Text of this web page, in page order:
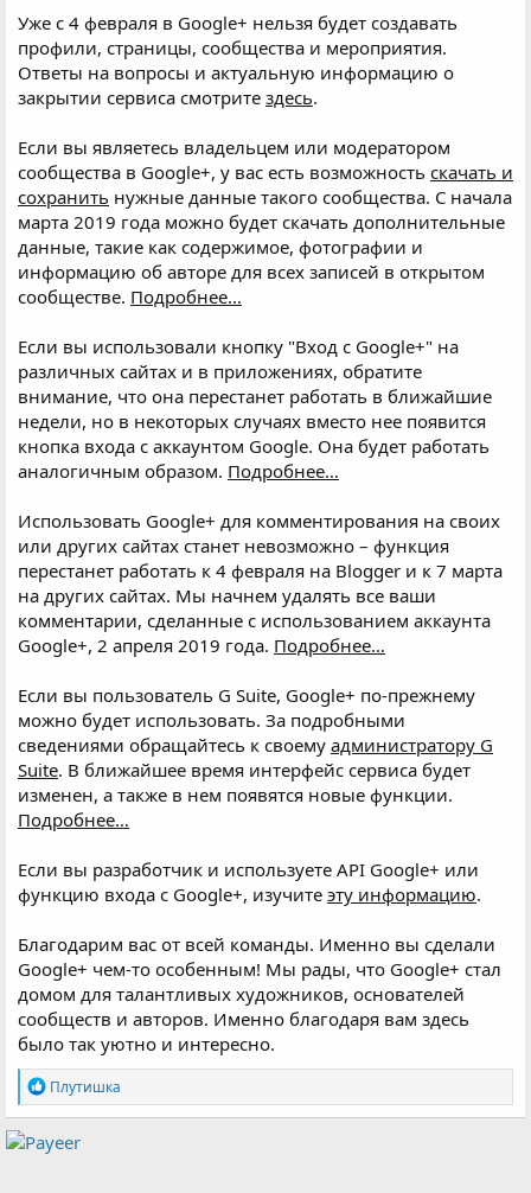
Уже с 4 февраля в Google+ нельзя будет создавать
профили, страницы, сообщества и мероприятия.
Ответы на вопросы и актуальную информацию о
закрытии сервиса смотрите здесь.
Если вы являетесь владельцем или модератором
сообщества в Google+, у вас есть возможность скачать и
сохранить нужные данные такого сообщества. С начала
марта 2019 года можно будет скачать дополнительные
данные, такие как содержимое, фотографии и
информацию об авторе для всех записей в открытом
сообществе. Подробнее…
Если вы использовали кнопку "Вход с Google+" на
различных сайтах и в приложениях, обратите
внимание, что она перестанет работать в ближайшие
недели, но в некоторых случаях вместо нее появится
кнопка входа с аккаунтом Google. Она будет работать
аналогичным образом. Подробнее…
Использовать Google+ для комментирования на своих
или других сайтах станет невозможно – функция
перестанет работать к 4 февраля на Blogger и к 7 марта
на других сайтах. Мы начнем удалять все ваши
комментарии, сделанные с использованием аккаунта
Google+, 2 апреля 2019 года. Подробнее…
Если вы пользователь G Suite, Google+ по-прежнему
можно будет использовать. За подробными
сведениями обращайтесь к своему администратору G
Suite. В ближайшее время интерфейс сервиса будет
изменен, а также в нем появятся новые функции.
Подробнее…
Если вы разработчик и используете API Google+ или
функцию входа с Google+, изучите эту информацию.
Благодарим вас от всей команды. Именно вы сделали
Google+ чем-то особенным! Мы рады, что Google+ стал
домом для талантливых художников, основателей
сообществ и авторов. Именно благодаря вам здесь
было так уютно и интересно.
Р
е
а
к
Плутишка